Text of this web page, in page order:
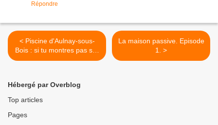
Répondre
< Piscine d'Aulnay-sous-
Bois : si tu montres pas slip
de bain, tu rentres pas !
La maison passive. Episode
1. >
Hébergé par Overblog
Top articles
Pages